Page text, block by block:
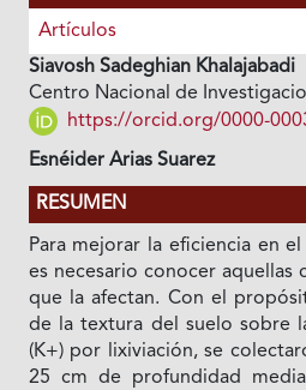
Artículos
Siavosh Sadeghian Khalajabadi
Centro Nacional de
https://orcid.org/0000-
Esnéider Arias Suarez
RESUMEN
Para mejorar la eficiencia en
es necesario conocer aquellas
que la afectan. Con el
de la textura del suelo sobre
(K+) por lixiviación, se
25 cm de profundidad